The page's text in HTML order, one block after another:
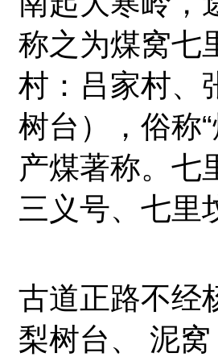
称之为煤窝七
村：吕家村、
树台），俗称
产煤著称。七
三义号、七里
古道正路不经
梨树台、 泥